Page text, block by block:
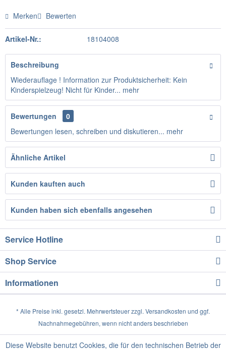
Merken Bewerten
Artikel-Nr.: 18104008
Beschreibung
Wiederauflage ! Information zur Produktsicherheit: Kein
Kinderspielzeug! Nicht für Kinder... mehr
Bewertungen
0
Bewertungen lesen, schreiben und diskutieren... mehr
Ähnliche Artikel
Kunden kauften auch
Kunden haben sich ebenfalls angesehen
Service Hotline
Shop Service
Informationen
* Alle Preise inkl. gesetzl. Mehrwertsteuer zzgl. Versandkosten und ggf.
Nachnahmegebühren, wenn nicht anders beschrieben
Diese Website benutzt Cookies, die für den technischen Betrieb der